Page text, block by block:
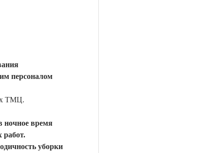
персоналом
ТМЦ.
ночное время
работ.
уборки